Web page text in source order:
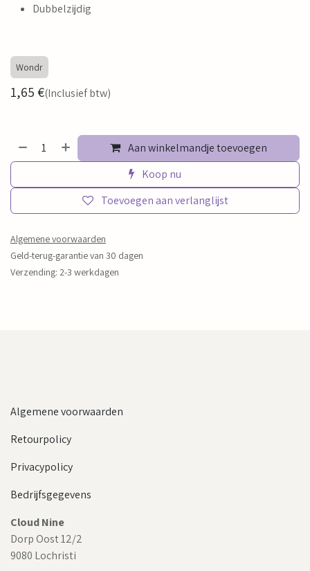
Dubbelzijdig
Wondr
1,65€(Inclusief btw)
Aan winkelmandje toevoegen
Koop nu
Toevoegen aan verlanglijst
Algemene voorwaarden
Geld-terug-garantie van 30 dagen
Verzending: 2-3 werkdagen
Algemene voorwaarden
Retourpolicy
Privacypolicy
Bedrijfsgegevens
Cloud Nine
Dorp Oost 12/2
9080 Lochristi